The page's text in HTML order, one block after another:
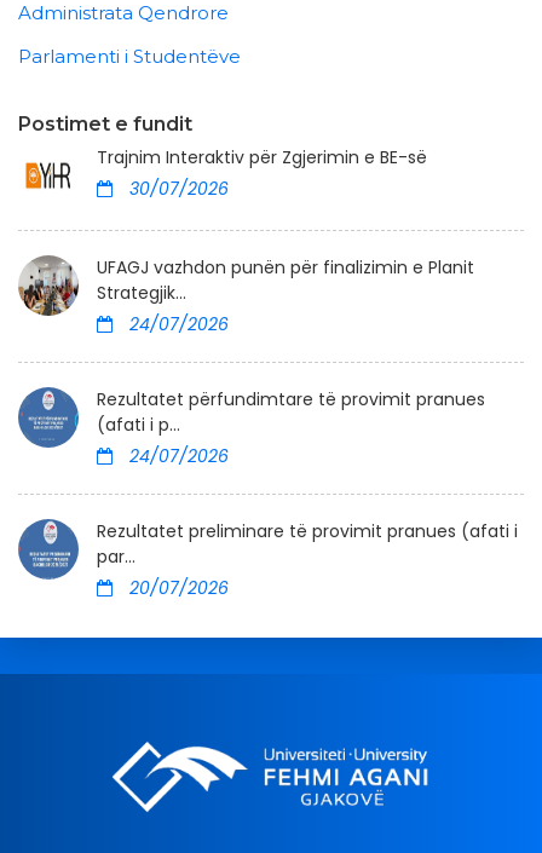
Administrata Qendrore
Parlamenti i Studentëve
Postimet e fundit
Trajnim Interaktiv për Zgjerimin e BE-së
30/07/2026
UFAGJ vazhdon punën për finalizimin e Planit
Strategjik...
24/07/2026
Rezultatet përfundimtare të provimit pranues
(afati i p...
24/07/2026
Rezultatet preliminare të provimit pranues (afati i
par...
20/07/2026